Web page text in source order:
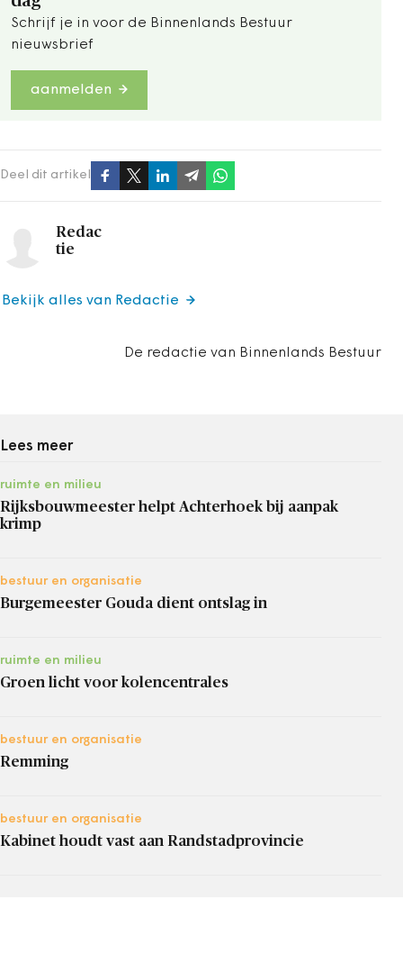
Schrijf je in voor de Binnenlands Bestuur
nieuwsbrief
aanmelden
Deel dit artikel
Redac
tie
De redactie van Binnenlands Bestuur
Bekijk alles van Redactie
Lees meer
ruimte en milieu
Rijksbouwmeester helpt Achterhoek bij aanpak
krimp
bestuur en organisatie
Burgemeester Gouda dient ontslag in
ruimte en milieu
Groen licht voor kolencentrales
bestuur en organisatie
Remming
bestuur en organisatie
Kabinet houdt vast aan Randstadprovincie